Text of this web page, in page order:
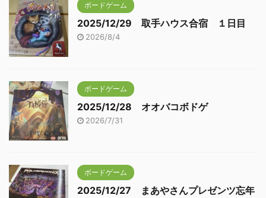
ボードゲーム
2025/12/29 取手ハウス合宿 １日目
2026/8/4
ボードゲーム
2025/12/28 オオバコボドゲ
2026/7/31
ボードゲーム
2025/12/27 まあやさんプレゼンツ忘年